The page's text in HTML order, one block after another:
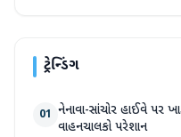
ટ્રેન્ડિંગ
01 નેનાવા-સાંચોર હાઈવે પર
વાહનચાલકો પરેશાન